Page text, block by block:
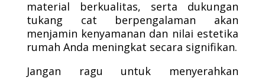
material berkualitas, serta dukungan
tukang cat berpengalaman akan
menjamin kenyamanan dan nilai estetika
rumah Anda meningkat secara signifikan.
Jangan ragu untuk menyerahkan